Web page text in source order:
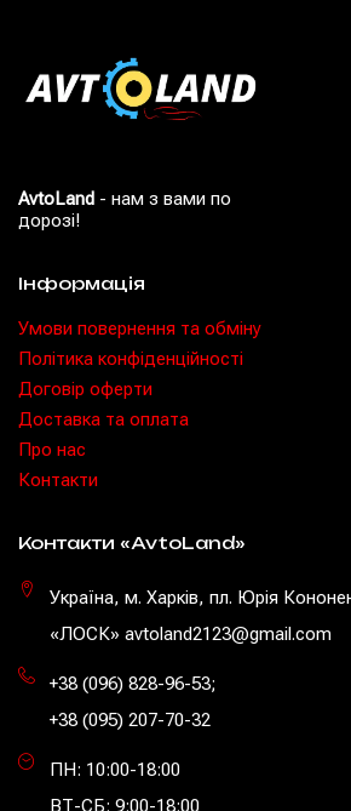
AvtoLand - нам з вами по
дорозі!
Інформація
Умови повернення та обміну
Політика конфіденційності
Договір оферти
Доставка та оплата
Про нас
Контакти
Контакти «AvtoLand»
Україна, м. Харків, пл. Юрія
«ЛОСК» avtoland2123@gmail.com
+38 (096) 828-96-53;
+38 (095) 207-70-32
ПН: 10:00-18:00
ВТ-СБ: 9:00-18:00